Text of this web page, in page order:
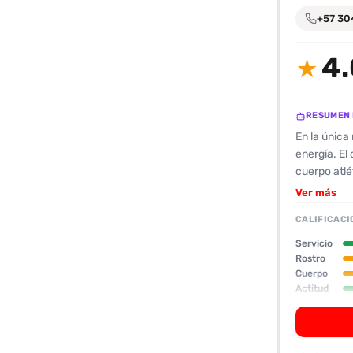
+57
★
RESUMEN
En la
energía. El
cuerpo
ofrece una
mantiene
servicio
casa “es
ofrece
Ver más
Servicio
Rostro
Cuerpo
Actitud